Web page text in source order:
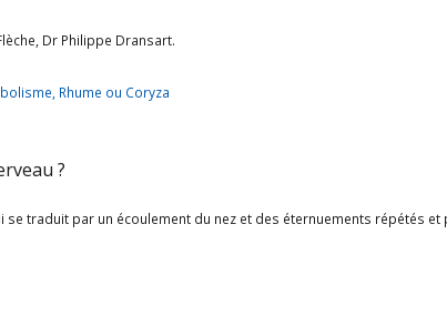
Dr Philippe Dransart.
, Rhume ou Coryza
?
un écoulement du nez et des éternuements répétés et parfois une conjonctivite.